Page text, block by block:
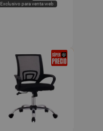
Exclusivo para venta web